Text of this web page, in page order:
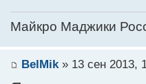
Майкро Маджики
BelMik» 13 сен 2013,